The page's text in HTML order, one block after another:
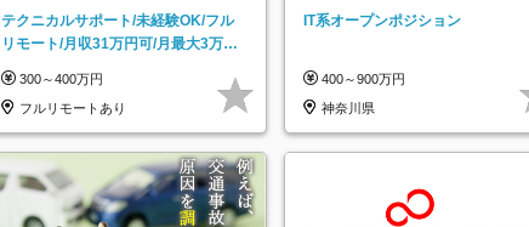
テクニカルサポート/未経験OK/フル
リモート/月収31万円可/月最大3万の
300～400万円
フルリモートあり
IT系オープンポジション
400～900万円
神奈川県